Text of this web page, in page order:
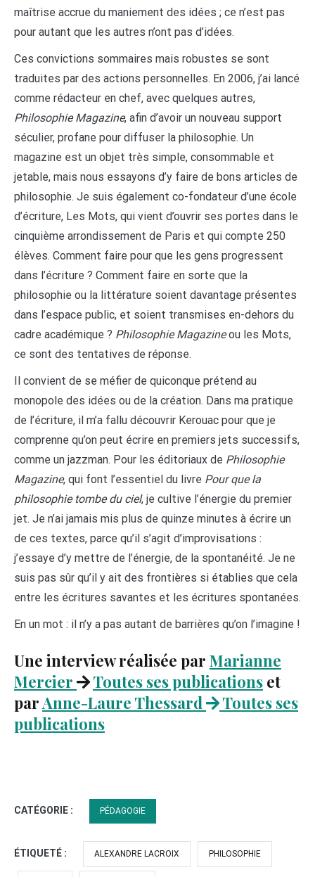
maîtrise accrue du maniement des idées ; ce n’est pas
pour autant que les autres n’ont pas d’idées.
Ces convictions sommaires mais robustes se sont
traduites par des actions personnelles. En 2006, j’ai lancé
comme rédacteur en chef, avec quelques autres,
Philosophie Magazine, afin d’avoir un nouveau support
séculier, profane pour diffuser la philosophie. Un
magazine est un objet très simple, consommable et
jetable, mais nous essayons d’y faire de bons articles de
philosophie. Je suis également co-fondateur d’une école
d’écriture, Les Mots, qui vient d’ouvrir ses portes dans le
cinquième arrondissement de Paris et qui compte 250
élèves. Comment faire pour que les gens progressent
dans l’écriture ? Comment faire en sorte que la
philosophie ou la littérature soient davantage présentes
dans l’espace public, et soient transmises en-dehors du
cadre académique ? Philosophie Magazineou les Mots,
ce sont des tentatives de réponse.
Il convient de se méfier de quiconque prétend au
monopole des idées ou de la création. Dans ma pratique
de l’écriture, il m’a fallu découvrir Kerouac pour que je
comprenne qu’on peut écrire en premiers jets successifs,
comme un jazzman. Pour les éditoriaux de Philosophie
Magazine, qui font l’essentiel du livre Pour que la
philosophie tombe du ciel, je cultive l’énergie du premier
jet. Je n’ai jamais mis plus de quinze minutes à écrire un
de ces textes, parce qu’il s’agit d’improvisations :
j’essaye d’y mettre de l’énergie, de la spontanéité. Je ne
suis pas sûr qu’il y ait des frontières si établies que cela
entre les écritures savantes et les écritures spontanées.
En un mot : il n’y a pas autant de barrières qu’on l’imagine !
Une interview réalisée par Marianne
Mercier
Toutes ses publications et
parAnne-Laure Thessard
Toutes ses
publications
CATÉGORIE : PÉDAGOGIE
ÉTIQUETÉ : ALEXANDRE LACROIX PHILOSOPHIE